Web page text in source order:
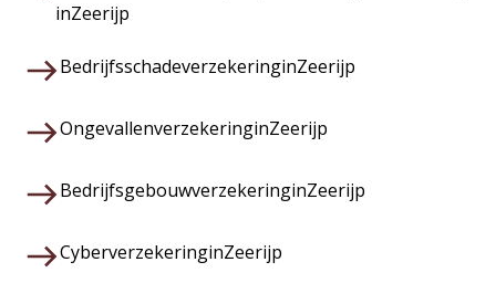
inZeerijp
BedrijfsschadeverzekeringinZeerijp
OngevallenverzekeringinZeerijp
BedrijfsgebouwverzekeringinZeerijp
CyberverzekeringinZeerijp